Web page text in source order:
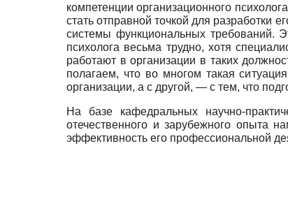
компетенции организационного
стать отправной точкой для разработки
системы функциональных требований.
психолога весьма трудно, хотя
работают в организации в таких
полагаем, что во многом такая
организации, а с другой, — с тем, что
На базе кафедральных научно-
отечественного и зарубежного опыта
эффективность его профессиональной